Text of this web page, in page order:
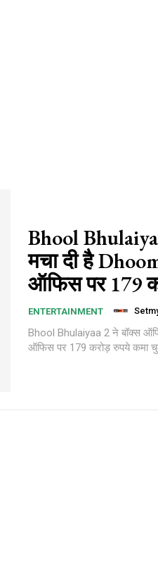
Bhool
मचा दी है
ऑफिस पर 179
ENTERTAINMENT
Bhool Bhulaiyaa 2 ने बॉक्स
ऑफिस पर 179 करोड़ रुपये कमा